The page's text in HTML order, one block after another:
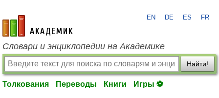
academic.ru
EN DE ES FR
Словари и энциклопедии на Академике
Найти!
Толкования Переводы Книги Игры ⚽